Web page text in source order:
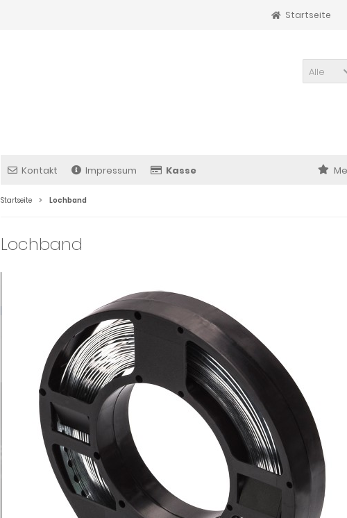
Startseite
Alle
Kontakt Impressum Kasse
Startseite Lochband
Lochband